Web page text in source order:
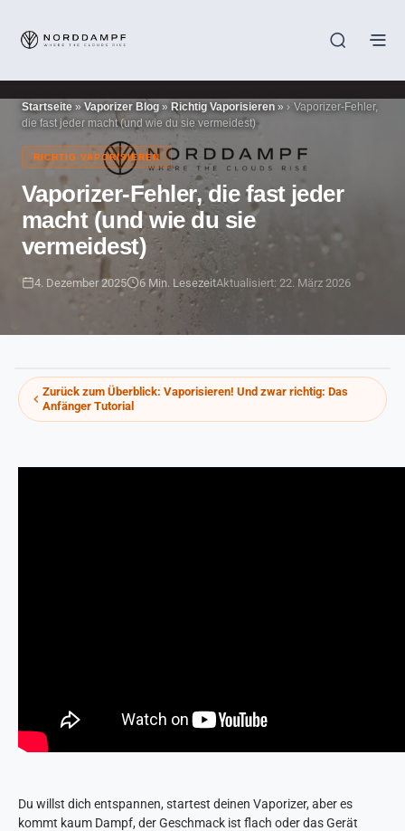
Startseite »Vaporizer Blog» Richtig Vaporisieren »
Vaporizer-Fehler,
die fast jeder macht (und wie du sie vermeidest)
RICHTIG VAPORISIEREN
Vaporizer-Fehler, die fast jeder
macht (und wie du sie
vermeidest)
4. Dezember 2025 6 Min. LesezeitAktualisiert: 22. März 2026
Zurück zum Überblick: Vaporisieren! Und zwar richtig: Das
Anfänger Tutorial
Du willst dich entspannen, startest deinen Vaporizer, aber es
kommt kaum Dampf, der Geschmack ist flach oder das Gerät